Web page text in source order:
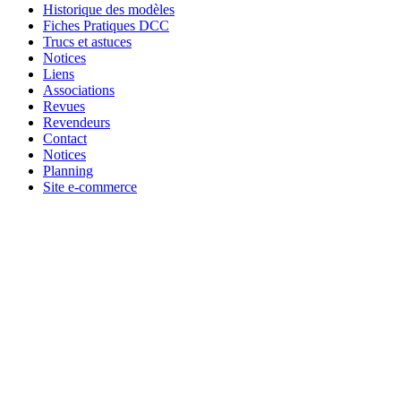
Historique des modèles
Fiches Pratiques DCC
Trucs et astuces
Notices
Liens
Associations
Revues
Revendeurs
Contact
Notices
Planning
Site e-commerce